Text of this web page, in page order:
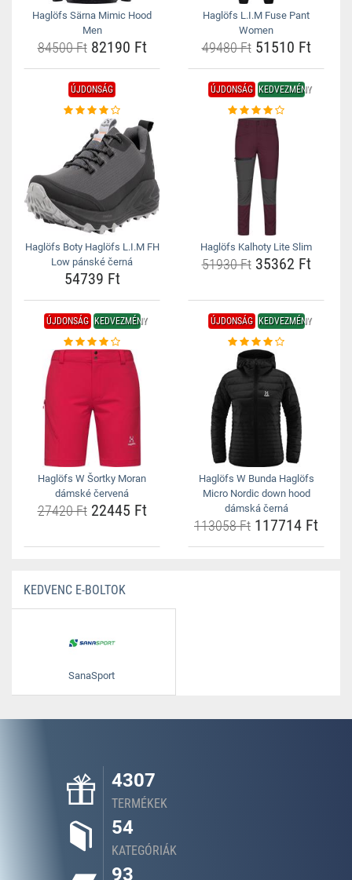
Haglöfs Särna Mimic Hood
Men
84500 Ft82190 Ft
Haglöfs L.I.M Fuse Pant
Women
49480 Ft51510 Ft
ÚJDONSÁG
Haglöfs Boty Haglöfs L.I.M FH
Low pánské černá
54739 Ft
ÚJDONSÁG KEDVEZMÉNY
Haglöfs Kalhoty Lite Slim
51930 Ft35362 Ft
ÚJDONSÁG KEDVEZMÉNY
Haglöfs W Šortky Moran
dámské červená
27420 Ft22445 Ft
ÚJDONSÁG KEDVEZMÉNY
Haglöfs W Bunda Haglöfs
Micro Nordic down hood
dámská černá
113058 Ft 117714 Ft
KEDVENC E-BOLTOK
SanaSport
4307
TERMÉKEK
54
KATEGÓRIÁK
93